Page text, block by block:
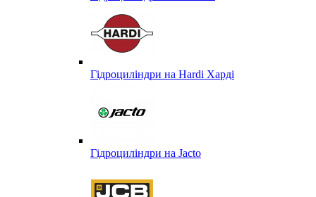
Гідроциліндри на Hardi Харді
Гідроциліндри на Jacto